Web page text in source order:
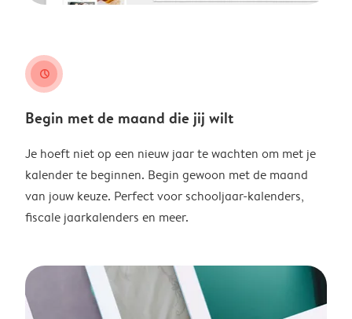
clock
Begin met de maand die jij wilt
Je hoeft niet op een nieuw jaar te wachten om met je
kalender te beginnen. Begin gewoon met de maand
van jouw keuze. Perfect voor schooljaar-kalenders,
fiscale jaarkalenders en meer.